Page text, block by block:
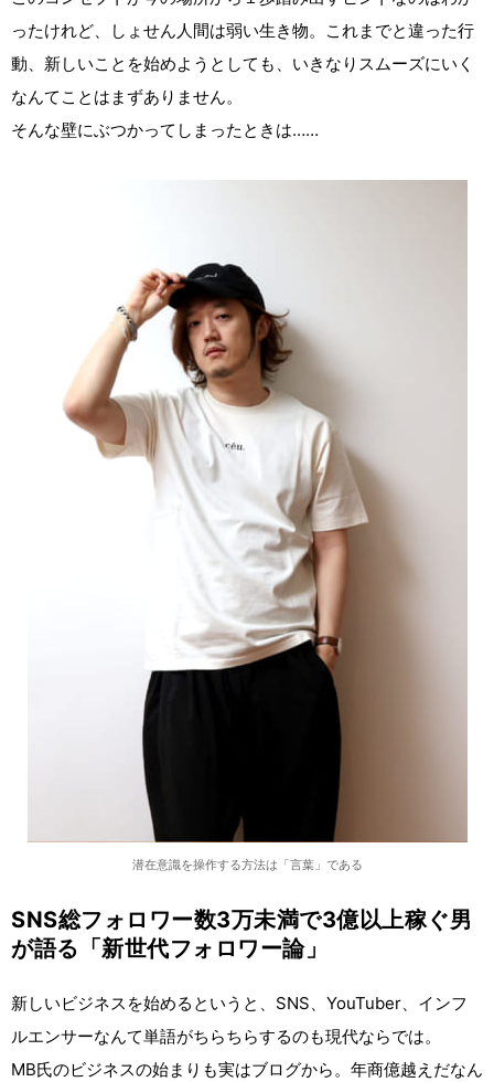
ったけれど、しょせん人間は弱い生き物。これまでと違った行
動、新しいことを始めようとしても、いきなりスムーズにいく
なんてことはまずありません。
そんな壁にぶつかってしまったときは……
潜在意識を操作する方法は「言葉」である
SNS総フォロワー数3万未満で3億以上稼ぐ男
が語る「新世代フォロワー論」
新しいビジネスを始めるというと、SNS、YouTuber、インフ
ルエンサーなんて単語がちらちらするのも現代ならでは。
MB氏のビジネスの始まりも実はブログから。年商億越えだなん